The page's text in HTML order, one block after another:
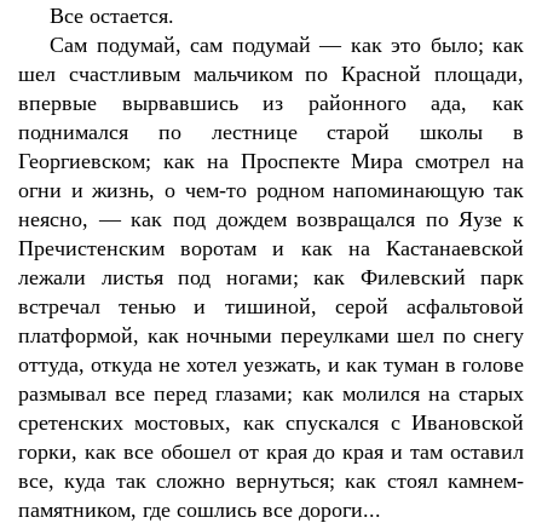
Все остается.
Сам подумай, сам подумай — как это было; как
шел счастливым мальчиком по Красной площади,
впервые вырвавшись из районного ада, как
поднимался по лестнице старой школы в
Георгиевском; как на Проспекте Мира смотрел на
огни и жизнь, о чем-то родном напоминающую так
неясно, — как под дождем возвращался по Яузе к
Пречистенским воротам и как на Кастанаевской
лежали листья под ногами; как Филевский парк
встречал тенью и тишиной, серой асфальтовой
платформой, как ночными переулками шел по снегу
оттуда, откуда не хотел уезжать, и как туман в голове
размывал все перед глазами; как молился на старых
сретенских мостовых, как спускался с Ивановской
горки, как все обошел от края до края и там оставил
все, куда так сложно вернуться; как стоял камнем-
памятником, где сошлись все дороги...